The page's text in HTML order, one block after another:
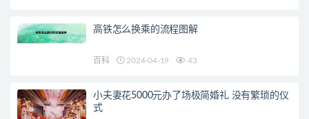
高铁怎么换乘的流程图解
百科 2024-04-19 43
小夫妻花5000元办了场极简婚礼 没有繁琐的仪
式